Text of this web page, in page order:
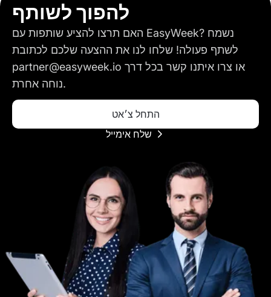
להפוך לשותף
האם תרצו להציע שותפות עם EasyWeek? נשמח
לשתף פעולה! שלחו לנו את ההצעה שלכם לכתובת
partner@easyweek.io או צרו איתנו קשר בכל דרך
נוחה אחרת.
התחל צ׳אט
שלח אימייל